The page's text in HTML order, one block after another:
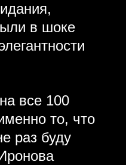
в шоке
все 100
то, что
раз буду